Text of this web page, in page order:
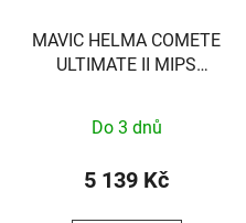
MAVIC HELMA COMETE
ULTIMATE II MIPS
Do 3 dnů
5 139 Kč